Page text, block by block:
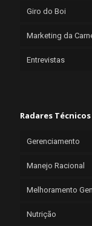
Giro do Boi
Marketing da
Entrevistas
Radares Técnicos
Gerenciamento
Manejo Racional
Melhoramento
Nutrição